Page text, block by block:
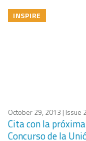
INSPIRE
October 29, 2013 | Issue
Cita con la
Concurso de la